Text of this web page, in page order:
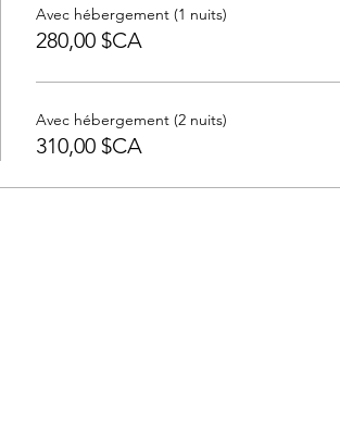
Avec hébergement (1 nuits)
280,00 $CA
Avec hébergement (2 nuits)
310,00 $CA